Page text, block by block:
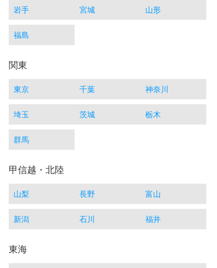
岩手 宮城 山形
福島
関東
東京 千葉 神奈川
埼玉 茨城 栃木
群馬
甲信越・北陸
山梨 長野 富山
新潟 石川 福井
東海